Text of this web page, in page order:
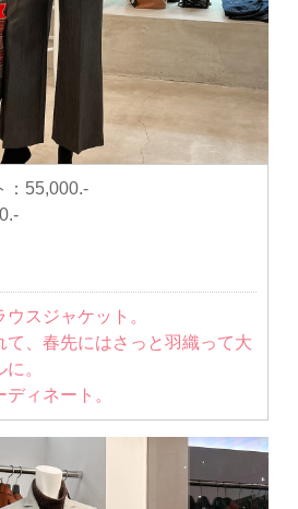
55,000.-
スジャケット。
て、春先にはさっと羽織って大
。
ィネート。